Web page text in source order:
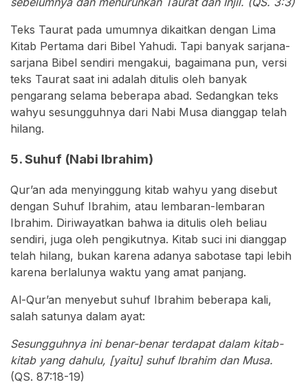
Teks Taurat pada umumnya dikaitkan dengan Lima
Kitab Pertama dari Bibel Yahudi. Tapi banyak sarjana-
sarjana Bibel sendiri mengakui, bagaimana pun, versi
teks Taurat saat ini adalah ditulis oleh banyak
pengarang selama beberapa abad. Sedangkan teks
wahyu sesungguhnya dari Nabi Musa dianggap telah
hilang.
5. Suhuf (Nabi Ibrahim)
Qur’an ada menyinggung kitab wahyu yang disebut
dengan Suhuf Ibrahim, atau lembaran-lembaran
Ibrahim. Diriwayatkan bahwa ia ditulis oleh beliau
sendiri, juga oleh pengikutnya. Kitab suci ini dianggap
telah hilang, bukan karena adanya sabotase tapi lebih
karena berlalunya waktu yang amat panjang.
Al-Qur’an menyebut suhuf Ibrahim beberapa kali,
salah satunya dalam ayat:
Sesungguhnya ini benar-benar terdapat dalam kitab-
kitab yang dahulu, [yaitu] suhuf Ibrahim dan Musa.
(QS. 87:18-19)